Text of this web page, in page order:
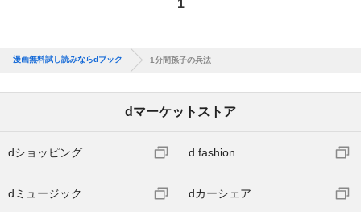
1
漫画無料試し読みならdブック 1分間孫子の兵法
dマーケットストア
dショッピング d fashion
dミュージック dカーシェア